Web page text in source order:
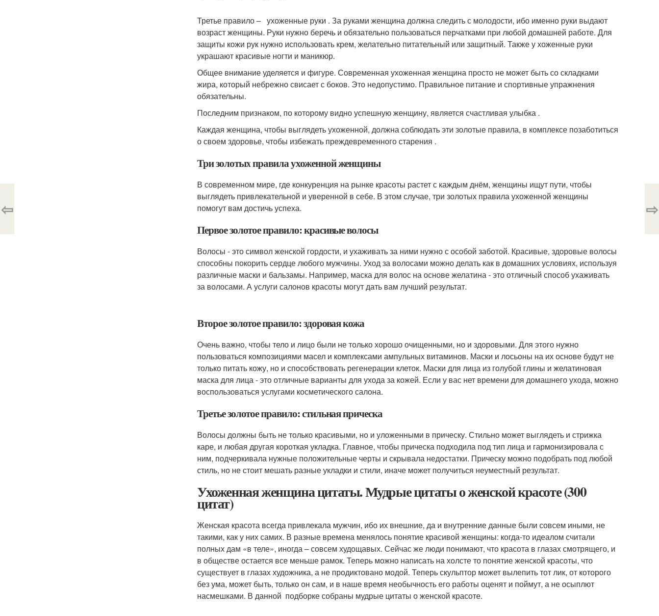
Третье правило – ухоженные руки . За руками женщина должна следить с молодости, ибо именно руки выдают
возраст женщины. Руки нужно беречь и обязательно пользоваться перчатками при любой домашней работе. Для
защиты кожи рук нужно использовать крем, желательно питательный или защитный. Также у хоженные руки
украшают красивые ногти и маникюр.
Общее внимание уделяется и фигуре. Современная ухоженная женщина просто не может быть со складками
жира, который небрежно свисает с боков. Это недопустимо. Правильное питание и спортивные упражнения
обязательны.
Последним признаком, по которому видно успешную женщину, является счастливая улыбка .
Каждая женщина, чтобы выглядеть ухоженной, должна соблюдать эти золотые правила, в комплексе позаботиться
о своем здоровье, чтобы избежать преждевременного старения .
Три золотых правила ухоженной женщины
В современном мире, где конкуренция на рынке красоты растет с каждым днём, женщины ищут пути, чтобы
выглядеть привлекательной и уверенной в себе. В этом случае, три золотых правила ухоженной женщины
помогут вам достичь успеха.
Первое золотое правило: красивые волосы
Волосы - это символ женской гордости, и ухаживать за ними нужно с особой заботой. Красивые, здоровые волосы
способны покорить сердце любого мужчины. Уход за волосами можно делать как в домашних условиях, используя
различные маски и бальзамы. Например, маска для волос на основе желатина - это отличный способ ухаживать
за волосами. А услуги салонов красоты могут дать вам лучший результат.
Второе золотое правило: здоровая кожа
Очень важно, чтобы тело и лицо были не только хорошо очищенными, но и здоровыми. Для этого нужно
пользоваться композициями масел и комплексами ампульных витаминов. Маски и лосьоны на их основе будут не
только питать кожу, но и способствовать регенерации клеток. Маски для лица из голубой глины и желатиновая
маска для лица - это отличные варианты для ухода за кожей. Если у вас нет времени для домашнего ухода, можно
воспользоваться услугами косметического салона.
Третье золотое правило: стильная прическа
Волосы должны быть не только красивыми, но и уложенными в прическу. Стильно может выглядеть и стрижка
каре, и любая другая короткая укладка. Главное, чтобы прическа подходила под тип лица и гармонизировала с
ним, подчеркивала нужные положительные черты и скрывала недостатки. Прическу можно подобрать под любой
стиль, но не стоит мешать разные укладки и стили, иначе может получиться неуместный результат.
Ухоженная женщина цитаты. Мудрые цитаты о женской красоте (300
цитат)
Женская красота всегда привлекала мужчин, ибо их внешние, да и внутренние данные были совсем иными, не
такими, как у них самих. В разные времена менялось понятие красивой женщины: когда-то идеалом считали
полных дам «в теле», иногда – совсем худощавых. Сейчас же люди понимают, что красота в глазах смотрящего, и
в обществе остается все меньше рамок. Теперь можно написать на холсте то понятие женской красоты, что
существует в глазах художника, а не продиктовано модой. Теперь скульптор может вылепить тот лик, от которого
без ума, может быть, только он сам, и в наше время необычность его работы оценят и поймут, а не осыплют
насмешками. В данной подборке собраны мудрые цитаты о женской красоте.
⇦ ⇨